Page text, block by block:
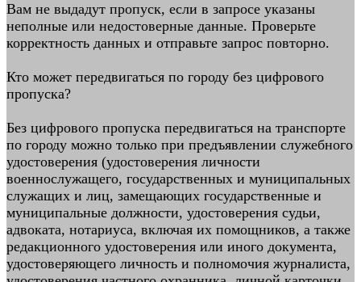
Вам не выдадут пропуск, если в запросе указаны
неполные или недостоверные данные. Проверьте
корректность данных и отправьте запрос повторно.
Кто может передвигаться по городу без цифрового
пропуска?
Без цифрового пропуска передвигаться на транспорте
по городу можно только при предъявлении служебного
удостоверения (удостоверения личности
военнослужащего, государственных и муниципальных
служащих и лиц, замещающих государственные и
муниципальные должности, удостоверения судьи,
адвоката, нотариуса, включая их помощников, а также
редакционного удостоверения или иного документа,
удостоверяющего личность и полномочия журналиста,